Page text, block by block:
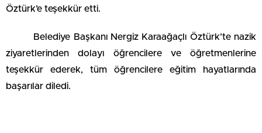
Öztürk’e teşekkür etti.
Belediye Başkanı Nergiz Karaağaçlı Öztürk’te nazik
ziyaretlerinden dolayı öğrencilere ve öğretmenlerine
teşekkür ederek, tüm öğrencilere eğitim hayatlarında
başarılar diledi.